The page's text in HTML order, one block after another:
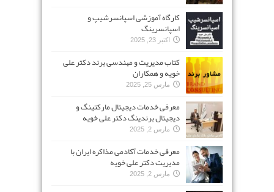
کارگاه آموزشی اسپانسرشیپ و
اسپانسرینگ
اکتبر 23, 2025
کتاب مدیریت و مهندسی برند دکتر علی
خویه و همکاران
مارس 25, 2025
معرفی خدمات دیجیتال مارکتینگ و
دیجیتال برندینگ دکتر علی خویه
مارس 2, 2025
معرفی خدمات آکادمی مذاکره ایران با
مدیریت دکتر علی خویه
مارس 2, 2025